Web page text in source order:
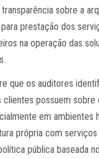
sobre a
prestação dos
na operação das
que os auditores
clientes possuem
em ambientes
própria com
pública baseada